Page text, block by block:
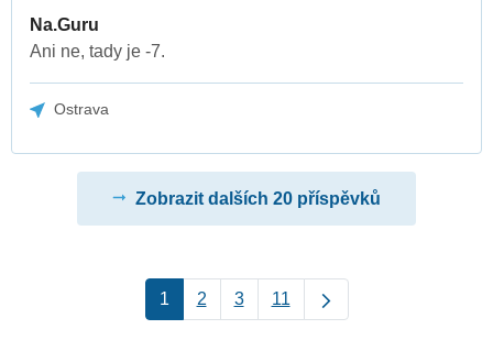
Na.Guru
Ani ne, tady je -7.
Ostrava
Zobrazit dalších 20 příspěvků
1 2 3 11